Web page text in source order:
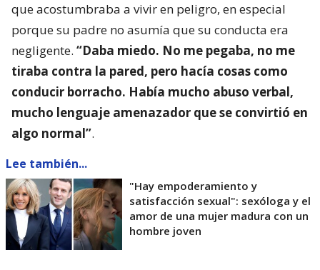
que acostumbraba a vivir en peligro, en especial
porque su padre no asumía que su conducta era
negligente. “Daba miedo. No me pegaba, no me
tiraba contra la pared, pero hacía cosas como
conducir borracho. Había mucho abuso verbal,
mucho lenguaje amenazador que se convirtió en
algo normal”.
Lee también...
"Hay empoderamiento y
satisfacción sexual": sexóloga y el
amor de una mujer madura con un
hombre joven